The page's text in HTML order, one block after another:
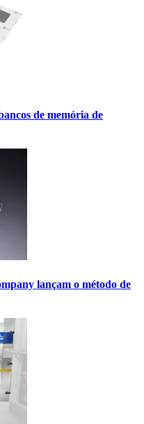
de memória de
lançam o método de